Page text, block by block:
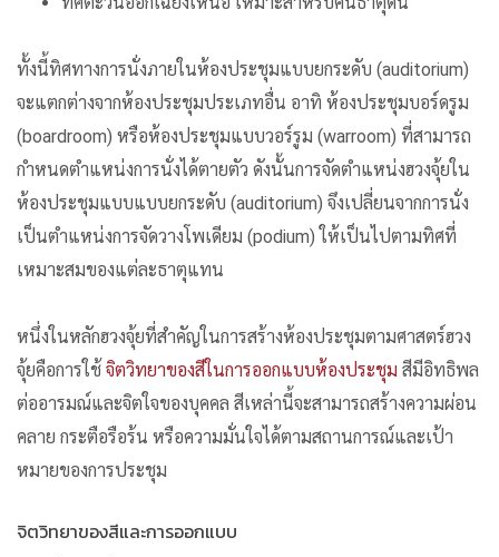
ทั้งนี้ทิศทางการนั่งภายในห้องประชุมแบบยกระดับ (auditorium)
จะแตกต่างจากห้องประชุมประเภทอื่น อาทิ ห้องประชุมบอร์ดรูม
(boardroom) หรือห้องประชุมแบบวอร์รูม (warroom) ที่สามารถ
กำหนดตำแหน่งการนั่งได้ตายตัว ดังนั้นการจัดตำแหน่งฮวงจุ้ยใน
ห้องประชุมแบบแบบยกระดับ (auditorium) จึงเปลี่ยนจากการนั่ง
เป็นตำแหน่งการจัดวางโพเดียม (podium) ให้เป็นไปตามทิศที่
เหมาะสมของแต่ละธาตุแทน
หนึ่งในหลักฮวงจุ้ยที่สำคัญในการสร้างห้องประชุมตามศาสตร์ฮวง
จุ้ยคือการใช้ จิตวิทยาของสีในการออกแบบห้องประชุม สีมีอิทธิพล
ต่ออารมณ์และจิตใจของบุคคล สีเหล่านี้จะสามารถสร้างความผ่อน
คลาย กระตือรือร้น หรือความมั่นใจได้ตามสถานการณ์และเป้า
หมายของการประชุม
จิตวิทยาของสีและการออกแบบ